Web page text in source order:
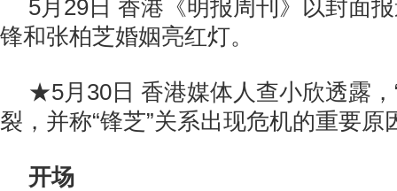
5月29日 香港《明报周刊》以封面
锋和张柏芝婚姻亮红灯。
★5月30日 香港媒体人查小欣透露，
裂，并称“锋芝”关系出现危机的重要原
开场